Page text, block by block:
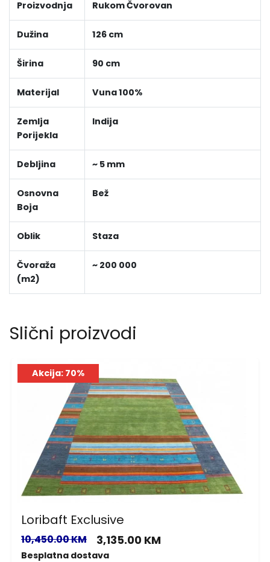
Proizvodnja Rukom Čvorovan
Dužina 126 cm
Širina 90 cm
Materijal Vuna 100%
Zemlja
Porijekla
Indija
Debljina ~ 5 mm
Osnovna
Boja
Bež
Oblik Staza
Čvoraža
(m2)
~ 200 000
Slični proizvodi
Akcija: 70%
Loribaft Exclusive
10,450.00 KM 3,135.00 KM
Besplatna dostava